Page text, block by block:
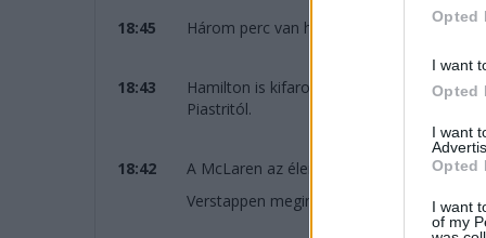
Opted
I want
Opted
I want
Opted
I want
of my
18:45 Három perc van hátra, a két Red Bull és
18:43
Hamilton is kifarol a köréből, Leclerc
Piastritól.
18:42
A McLaren az élen, most Piastri gyorsabb
Verstappen megint kihátrál egy